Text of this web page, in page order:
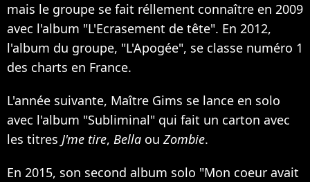
mais le groupe se fait réllement connaître en 2009
avec l'album "L'Ecrasement de tête". En 2012,
l'album du groupe, "L'Apogée", se classe numéro 1
des charts en France.
L'année suivante, Maître Gims se lance en solo
avec l'album "Subliminal" qui fait un carton avec
les titres J'me tire, Bella ou Zombie.
En 2015, son second album solo "Mon coeur avait